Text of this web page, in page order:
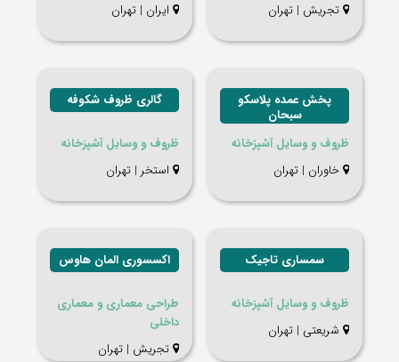
تجریش | تهران
ایران | تهران
پخش عمده پلاسکو
سبحان
ظروف و وسایل آشپزخانه
خاوران | تهران
گالری ظروف شکوفه
ظروف و وسایل آشپزخانه
استخر | تهران
سمساری تاجیک
ظروف و وسایل آشپزخانه
شریعتی | تهران
اکسسوری المان هاوس
طراحی معماری و معماری
داخلی
تجریش | تهران